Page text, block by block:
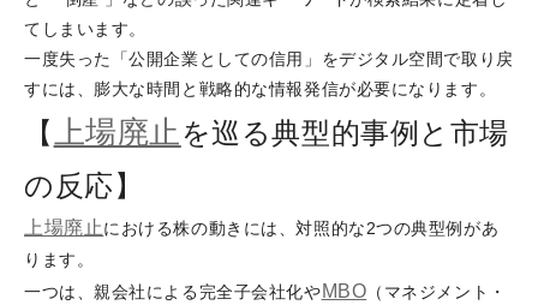
てしまいます。
一度失った「公開企業としての信用」をデジタル空間で取り戻
すには、膨大な時間と戦略的な情報発信が必要になります。
【上場廃止を巡る典型的事例と市場
の反応】
上場廃止における株の動きには、対照的な2つの典型例があ
ります。
一つは、親会社による完全子会社化やMBO （マネジメント・